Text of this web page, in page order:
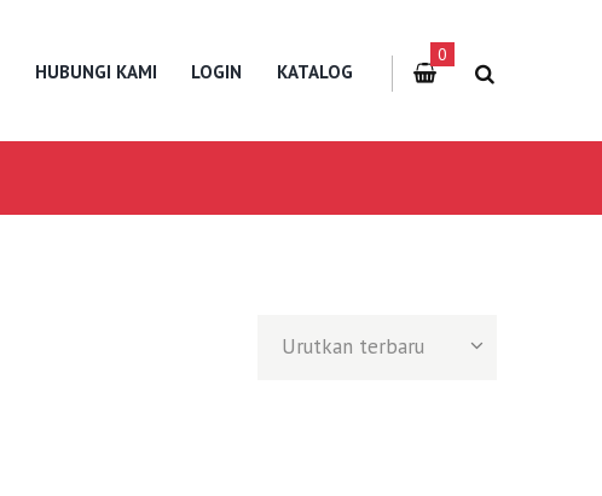
HUBUNGI KAMI LOGIN KATALOG
0